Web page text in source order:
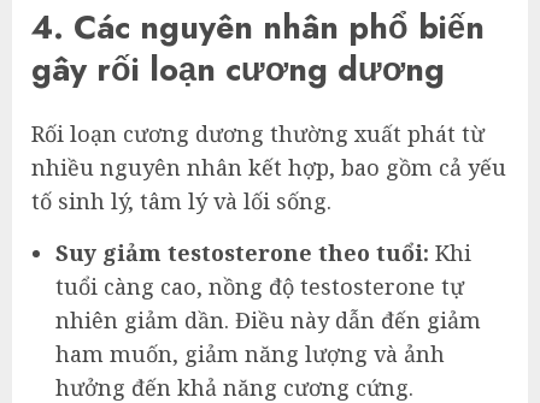
4. Các nguyên nhân phổ biến
gây rối loạn cương dương
Rối loạn cương dương thường xuất phát từ
nhiều nguyên nhân kết hợp, bao gồm cả yếu
tố sinh lý, tâm lý và lối sống.
Suy giảm testosterone theo tuổi: Khi
tuổi càng cao, nồng độ testosterone tự
nhiên giảm dần. Điều này dẫn đến giảm
ham muốn, giảm năng lượng và ảnh
hưởng đến khả năng cương cứng.